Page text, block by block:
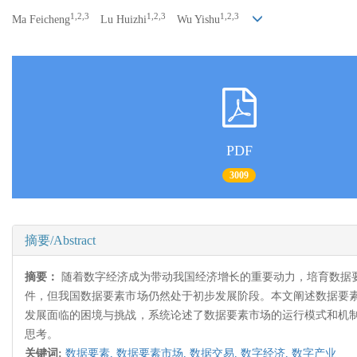
Ma Feicheng1,2,3 Lu Huizhi1,2,3 Wu Yishu1,2,3
PDF
3009
摘要/Abstract
摘要：
随着数字经济成为带动我国经济增长的重要动力，培育数
件，但我国数据要素市场仍然处于初步发展阶段。本文阐述数据
发展面临的困境与挑战，系统论述了数据要素市场的运行模式和
思考。
关键词: 数据要素, 数据要素市场, 数据交易, 数字经济, 数字产业